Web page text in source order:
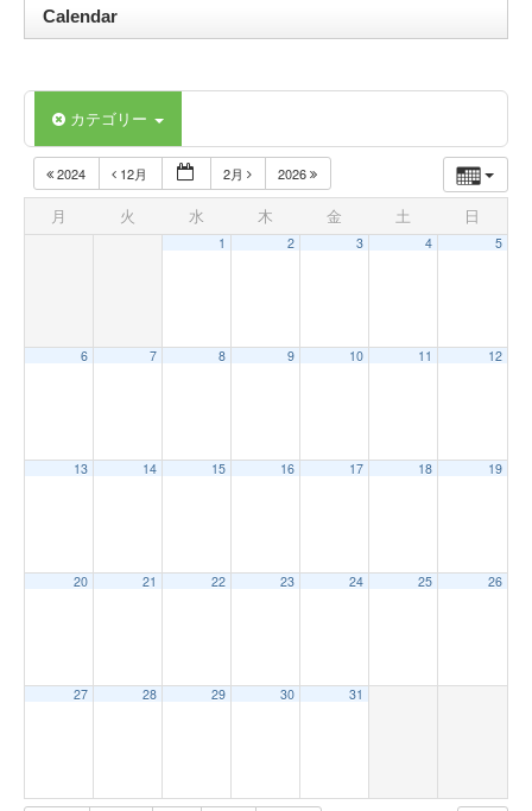
Calendar
カテゴリー
2024 12月 2月 2026
月 火 水 木 金 土 日
1 2 3 4 5
6 7 8 9 10 11 12
13 14 15 16 17 18 19
20 21 22 23 24 25 26
27 28 29 30 31